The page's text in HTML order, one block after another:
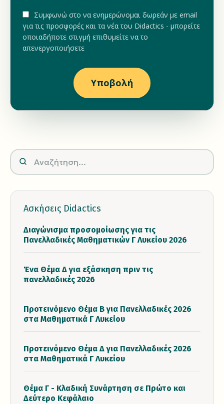
Συμφωνώ στο να ενημερώνομαι δωρεάν με email
για τις προσφορές και τα νέα του Didactics - μπορείτε
οποιαδήποτε στιγμή επιθυμείτε να το
απενεργοποιήσετε
Υποβολή
Ασκήσεις Didactics
Διαγώνισμα προσομοίωσης για τις
Πανελλαδικές Μαθηματικών Γ Λυκείου 2026
Ένα Θέμα Δ για εξάσκηση πριν τις
πανελλαδικές 2026
Προτεινόμενο Θέμα Β για Πανελλαδικές 2026
στα Μαθηματικά Γ Λυκείου
Προτεινόμενο Θέμα Δ για Πανελλαδικές 2026
στα Μαθηματικά Γ Λυκείου
Θέμα Γ - Κλαδική Συνάρτηση σε Πρώτο και
Δεύτερο Κεφάλαιο